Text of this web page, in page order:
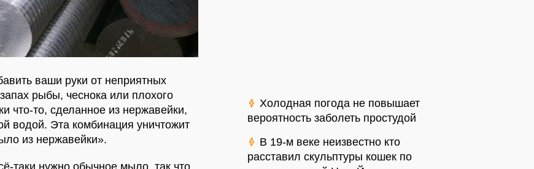
ваши руки от неприятных
рыбы, чеснока или плохого
что-то, сделанное из нержавейки,
водой. Эта комбинация уничтожит
из нержавейки».
Холодная погода не повышает
вероятность заболеть простудой
В 19-м веке неизвестно кто
расставил скульптуры кошек по